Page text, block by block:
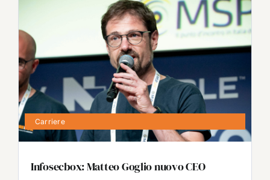
Carriere
Infosecbox: Matteo Goglio nuovo CEO